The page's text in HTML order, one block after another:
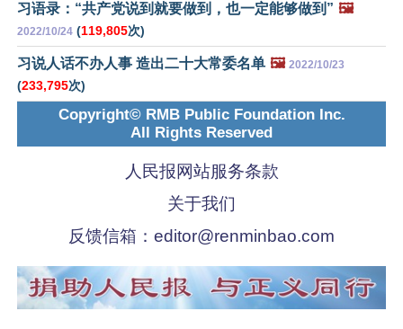
习语录：“共产党说到就要做到，也一定能够做到” 🖼️
2022/10/24 (119,805次)
习说人话不办人事 造出二十大常委名单 🖼️ 2022/10/23
(233,795次)
Copyright© RMB Public Foundation Inc.
All Rights Reserved
人民报网站服务条款
关于我们
反馈信箱： editor@renminbao.com